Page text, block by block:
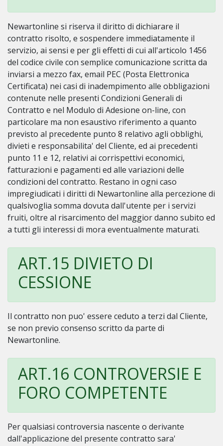
Newartonline si riserva il diritto di dichiarare il
contratto risolto, e sospendere immediatamente il
servizio, ai sensi e per gli effetti di cui all'articolo 1456
del codice civile con semplice comunicazione scritta da
inviarsi a mezzo fax, email PEC (Posta Elettronica
Certificata) nei casi di inadempimento alle obbligazioni
contenute nelle presenti Condizioni Generali di
Contratto e nel Modulo di Adesione on-line, con
particolare ma non esaustivo riferimento a quanto
previsto al precedente punto 8 relativo agli obblighi,
divieti e responsabilita' del Cliente, ed ai precedenti
punto 11 e 12, relativi ai corrispettivi economici,
fatturazioni e pagamenti ed alle variazioni delle
condizioni del contratto. Restano in ogni caso
impregiudicati i diritti di Newartonline alla percezione di
qualsivoglia somma dovuta dall'utente per i servizi
fruiti, oltre al risarcimento del maggior danno subito ed
a tutti gli interessi di mora eventualmente maturati.
ART.15 DIVIETO DI
CESSIONE
Il contratto non puo' essere ceduto a terzi dal Cliente,
se non previo consenso scritto da parte di
Newartonline.
ART.16 CONTROVERSIE E
FORO COMPETENTE
Per qualsiasi controversia nascente o derivante
dall'applicazione del presente contratto sara'